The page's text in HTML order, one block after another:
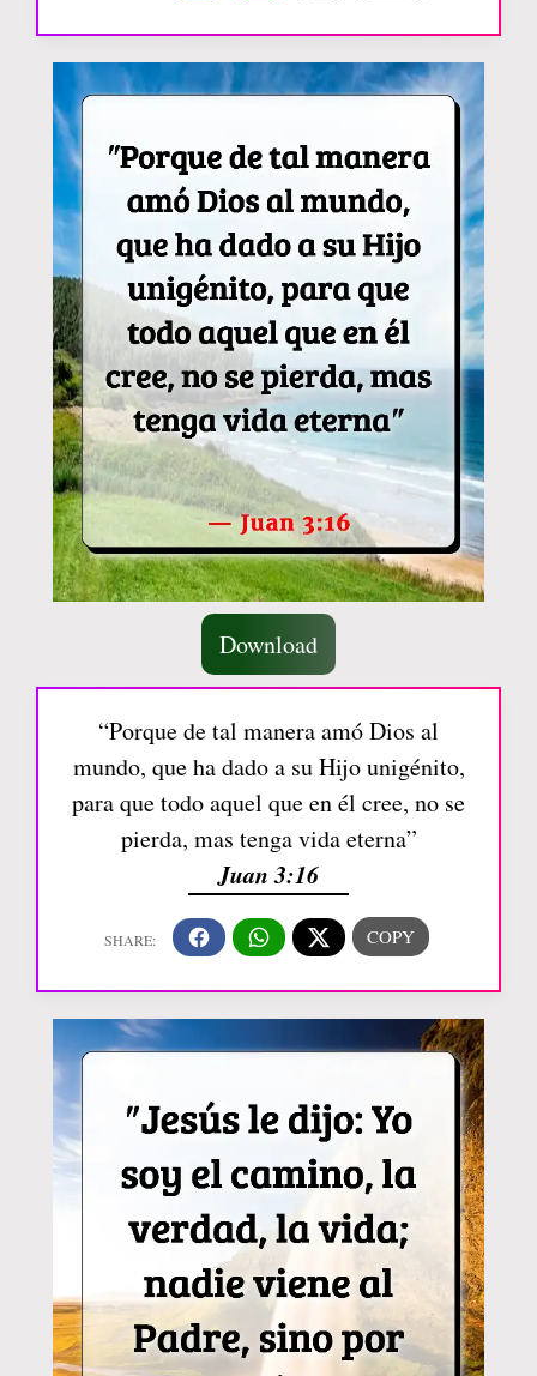
Download
“Porque de tal manera amó Dios al
mundo, que ha dado a su Hijo unigénito,
para que todo aquel que en él cree, no se
pierda, mas tenga vida eterna”
Juan 3:16